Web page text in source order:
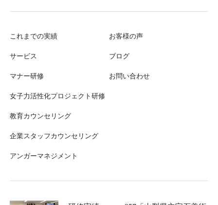
これまでの実績
サービス
マナー研修
女子力活性化プロジェクト研修
教育カウンセリング
企業スタッフカウンセリング
アンガーマネジメント
お客様の声
ブログ
お問い合わせ